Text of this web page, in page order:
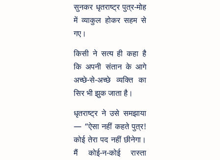
सुनकर धृतराष्ट्र पुत्र-मोह
में व्याकुल होकर सहम से
गए।
किसी ने सत्य ही कहा है
कि अपनी संतान के आगे
अच्छे-से-अच्छे व्यक्ति का
सिर भी झुक जाता है।
धृतराष्ट्र ने उसे समझाया
— “ऐसा नहीं कहते पुत्र!
कोई तेरा पद नहीं छीनेगा।
मैं कोई-न-कोई रास्ता